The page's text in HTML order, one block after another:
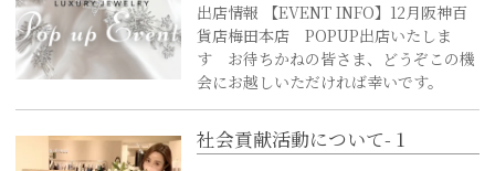
出店情報 【EVENT INFO】12月阪神百
貨店梅田本店 POPUP出店いたしま
す お待ちかねの皆さま、どうぞこの機
会にお越しいただければ幸いです。
社会貢献活動について- 1